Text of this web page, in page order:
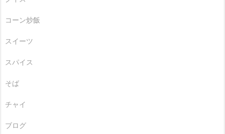
コーン炒飯
スイーツ
スパイス
そば
チャイ
ブログ